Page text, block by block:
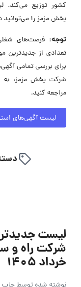
کشور توزیع
پخش مزمز را می‌توانید
توجه: فرصت‌های
تعدادی از
برای بررسی تمامی
شرکت پخش مزمز،
مراجعه کنید.
لیست آگهی‌های
لیست
خرداد ۱۴۰۵